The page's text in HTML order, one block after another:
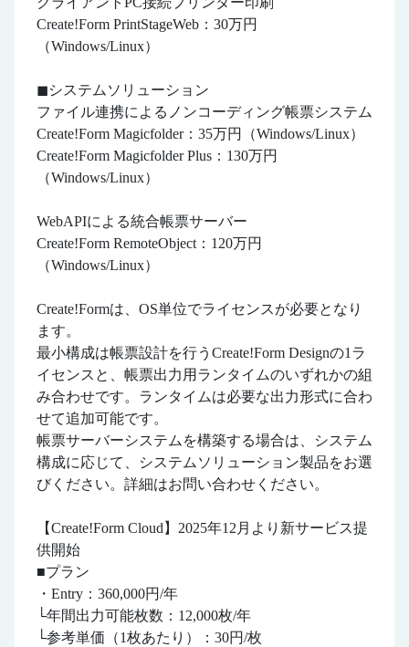
Create!Form PrintStageWeb：30万円
（Windows/Linux）
◼︎システムソリューション
ファイル連携によるノンコーディング帳票システム
Create!Form Magicfolder：35万円（Windows/Linux）
Create!Form Magicfolder Plus：130万円
（Windows/Linux）
WebAPIによる統合帳票サーバー
Create!Form RemoteObject：120万円
（Windows/Linux）
Create!Formは、OS単位でライセンスが必要となり
ます。
最小構成は帳票設計を行うCreate!Form Designの1ラ
イセンスと、帳票出力用ランタイムのいずれかの組
み合わせです。ランタイムは必要な出力形式に合わ
せて追加可能です。
帳票サーバーシステムを構築する場合は、システム
構成に応じて、システムソリューション製品をお選
びください。詳細はお問い合わせください。
【Create!Form Cloud】2025年12月より新サービス提
供開始
■プラン
・Entry：360,000円/年
└年間出力可能枚数：12,000枚/年
└参考単価（1枚あたり）：30円/枚